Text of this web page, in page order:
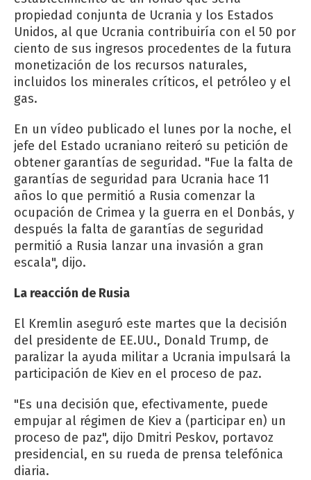
propiedad conjunta de Ucrania y los Estados
Unidos, al que Ucrania contribuiría con el 50 por
ciento de sus ingresos procedentes de la futura
monetización de los recursos naturales,
incluidos los minerales críticos, el petróleo y el
gas.
En un vídeo publicado el lunes por la noche, el
jefe del Estado ucraniano reiteró su petición de
obtener garantías de seguridad. "Fue la falta de
garantías de seguridad para Ucrania hace 11
años lo que permitió a Rusia comenzar la
ocupación de Crimea y la guerra en el Donbás, y
después la falta de garantías de seguridad
permitió a Rusia lanzar una invasión a gran
escala", dijo.
La reacción de Rusia
El Kremlin aseguró este martes que la decisión
del presidente de EE.UU., Donald Trump, de
paralizar la ayuda militar a Ucrania impulsará la
participación de Kiev en el proceso de paz.
"Es una decisión que, efectivamente, puede
empujar al régimen de Kiev a (participar en) un
proceso de paz", dijo Dmitri Peskov, portavoz
presidencial, en su rueda de prensa telefónica
diaria.